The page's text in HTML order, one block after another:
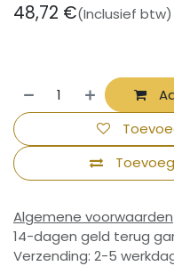
48,72 €(Inclusief btw)
Algemene voorwaarden
14-dagen geld terug
Verzending: 2-5